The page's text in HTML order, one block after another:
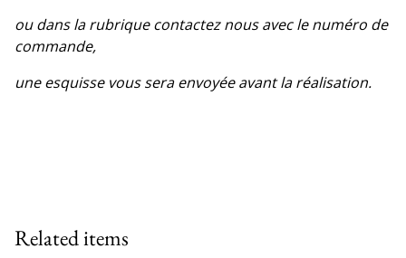
ou dans la rubrique contactez nous avec le numéro de
commande,
une esquisse vous sera envoyée avant la réalisation.
Related items